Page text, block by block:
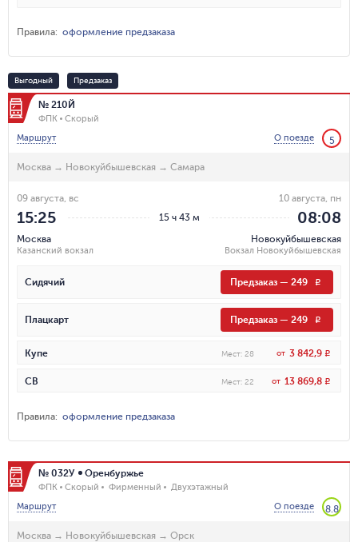
Правила: оформление предзаказа
Выгодный Предзаказ
№ 210Й
ФПК
Скорый
Маршрут
О поезде 5
Москва → Новокуйбышевская → Самара
15 ч 43 м
09 августа, вс
15:25
Москва
Казанский вокзал
10 августа, пн
08:08
Новокуйбышевская
Вокзал Новокуйбышевская
Сидячий Предзаказ — 249 R
Плацкарт Предзаказ — 249 R
Купе Мест: 28 от 3 842,9 R
СВ Мест: 22 от 13 869,8 R
Правила: оформление предзаказа
№ 032У Оренбуржье
ФПК Скорый Фирменный
Двухэтажный
Маршрут
О поезде 8.8
Москва → Новокуйбышевская → Орск